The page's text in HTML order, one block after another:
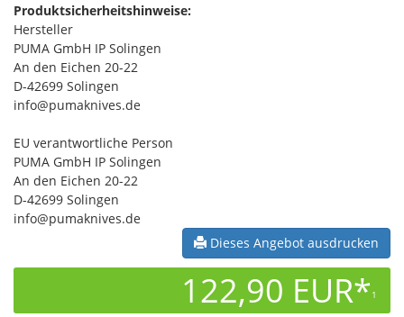
Produktsicherheitshinweise:
Hersteller
PUMA GmbH IP Solingen
An den Eichen 20-22
D-42699 Solingen
info@pumaknives.de
EU verantwortliche Person
PUMA GmbH IP Solingen
An den Eichen 20-22
D-42699 Solingen
info@pumaknives.de
Dieses Angebot ausdrucken
122,90 EUR*1